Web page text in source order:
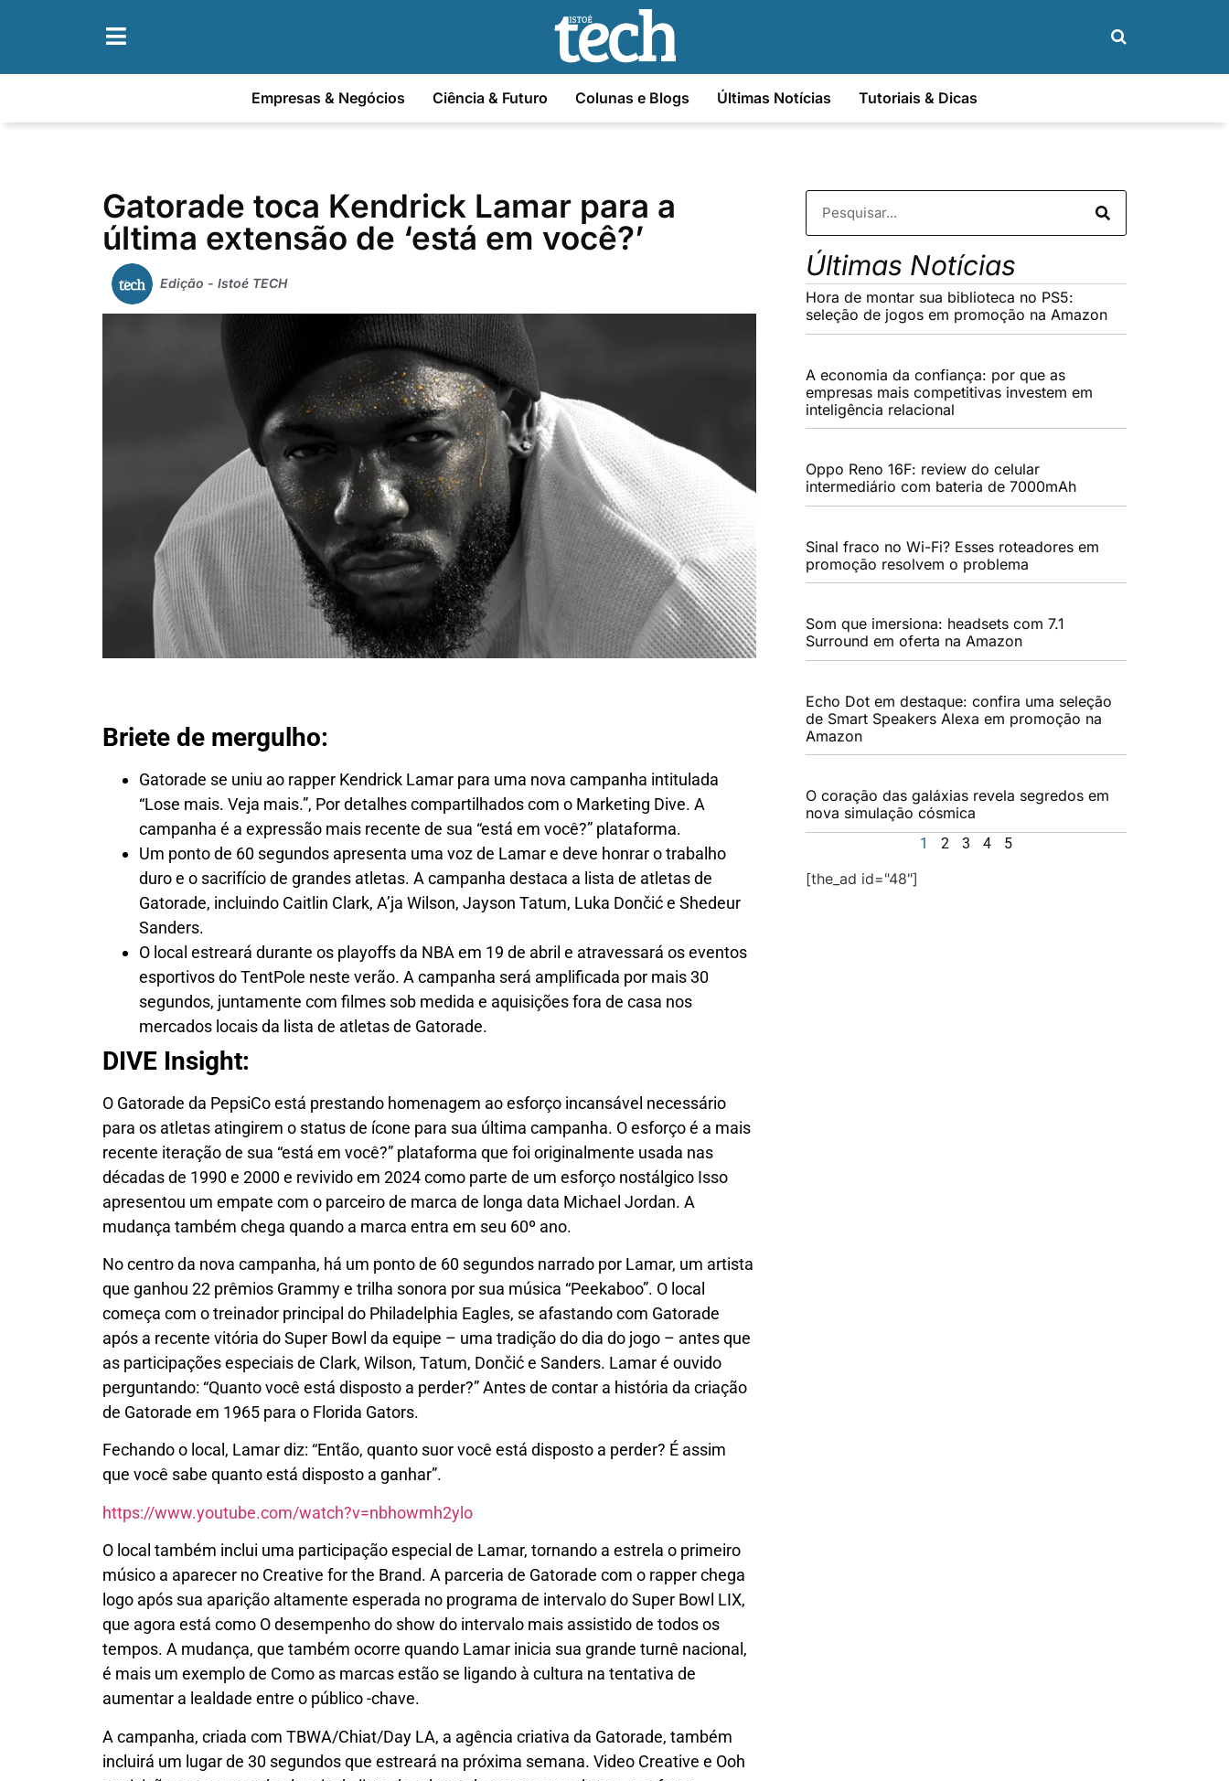
Empresas & Negócios Ciência & Futuro Colunas e Blogs Últimas Notícias Tutoriais & Dicas
Gatorade toca Kendrick Lamar para a
última extensão de ‘está em você?’
Edição - Istoé TECH
Briete de mergulho:
Gatorade se uniu ao rapper Kendrick Lamar para uma nova campanha intitulada
“Lose mais. Veja mais.”, Por detalhes compartilhados com o Marketing Dive. A
campanha é a expressão mais recente de sua “está em você?” plataforma.
Um ponto de 60 segundos apresenta uma voz de Lamar e deve honrar o trabalho
duro e o sacrifício de grandes atletas. A campanha destaca a lista de atletas de
Gatorade, incluindo Caitlin Clark, A’ja Wilson, Jayson Tatum, Luka Dončić e Shedeur
Sanders.
O local estreará durante os playoffs da NBA em 19 de abril e atravessará os eventos
esportivos do TentPole neste verão. A campanha será amplificada por mais 30
segundos, juntamente com filmes sob medida e aquisições fora de casa nos
mercados locais da lista de atletas de Gatorade.
DIVE Insight:
O Gatorade da PepsiCo está prestando homenagem ao esforço incansável necessário
para os atletas atingirem o status de ícone para sua última campanha. O esforço é a mais
recente iteração de sua “está em você?” plataforma que foi originalmente usada nas
décadas de 1990 e 2000 e revivido em 2024 como parte de um esforço nostálgico Isso
apresentou um empate com o parceiro de marca de longa data Michael Jordan. A
mudança também chega quando a marca entra em seu 60º ano.
No centro da nova campanha, há um ponto de 60 segundos narrado por Lamar, um artista
que ganhou 22 prêmios Grammy e trilha sonora por sua música “Peekaboo”. O local
começa com o treinador principal do Philadelphia Eagles, se afastando com Gatorade
após a recente vitória do Super Bowl da equipe – uma tradição do dia do jogo – antes que
as participações especiais de Clark, Wilson, Tatum, Dončić e Sanders. Lamar é ouvido
perguntando: “Quanto você está disposto a perder?” Antes de contar a história da criação
de Gatorade em 1965 para o Florida Gators.
Fechando o local, Lamar diz: “Então, quanto suor você está disposto a perder? É assim
que você sabe quanto está disposto a ganhar”.
https://www.youtube.com/watch?v=nbhowmh2ylo
O local também inclui uma participação especial de Lamar, tornando a estrela o primeiro
músico a aparecer no Creative for the Brand. A parceria de Gatorade com o rapper chega
logo após sua aparição altamente esperada no programa de intervalo do Super Bowl LIX,
que agora está como O desempenho do show do intervalo mais assistidode todos os
tempos. A mudança, que também ocorre quando Lamar inicia sua grande turnê nacional,
é mais um exemplo de Como as marcas estão se ligando à cultura na tentativa de
aumentar a lealdade entre o público -chave.
A campanha, criada com TBWA/Chiat/Day LA, a agência criativa da Gatorade, também
incluirá um lugar de 30 segundos que estreará na próxima semana. Video Creative e Ooh
Últimas Notícias
Hora de montar sua biblioteca no PS5:
seleção de jogos em promoção na Amazon
A economia da confiança: por que as
empresas mais competitivas investem em
inteligência relacional
Oppo Reno 16F: review do celular
intermediário com bateria de 7000mAh
Sinal fraco no Wi-Fi? Esses roteadores em
promoção resolvem o problema
Som que imersiona: headsets com 7.1
Surround em oferta na Amazon
Echo Dot em destaque: confira uma seleção
de Smart Speakers Alexa em promoção na
Amazon
O coração das galáxias revela segredos em
nova simulação cósmica
1 2 3 4 5
[the_ad id="48"]